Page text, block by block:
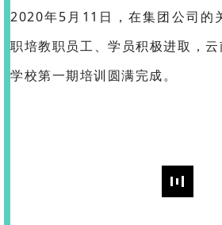
2020年5月11日，在集团公司的
职培教职员工、学员积极进取，
学校第一期培训圆满完成。